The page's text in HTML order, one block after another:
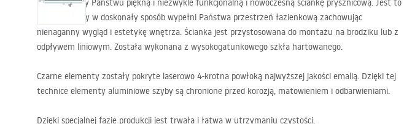
Prezentujemy Państwu piękną i niezwykle funkcjonalną i nowoczesną ściankę prysznicową. Jest to
produkt, który w doskonały sposób wypełni Państwa przestrzeń łazienkową zachowując
nienaganny wygląd i estetykę wnętrza. Ścianka jest przystosowana do montażu na brodziku lub z
odpływem liniowym. Została wykonana z wysokogatunkowego szkła hartowanego.
Czarne elementy zostały pokryte laserowo 4-krotna powłoką najwyższej jakości emalią. Dzięki tej
technice elementy aluminiowe szyby są chronione przed korozją, matowieniem i odbarwieniami.
Dzięki specjalnej fazie produkcji jest trwała i łatwa w utrzymaniu czystości.